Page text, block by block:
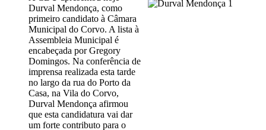
Durval Mendonça, como
primeiro candidato à Câmara
Municipal do Corvo. A lista à
Assembleia Municipal é
encabeçada por Gregory
Domingos. Na conferência de
imprensa realizada esta tarde
no largo da rua do Porto da
Casa, na Vila do Corvo,
Durval Mendonça afirmou
que esta candidatura vai dar
um forte contributo para o